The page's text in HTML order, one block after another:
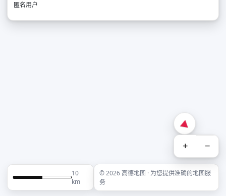
匿名用户
+ −
10
km
© 2026 高德地图 · 为您提供准确的地图服
务